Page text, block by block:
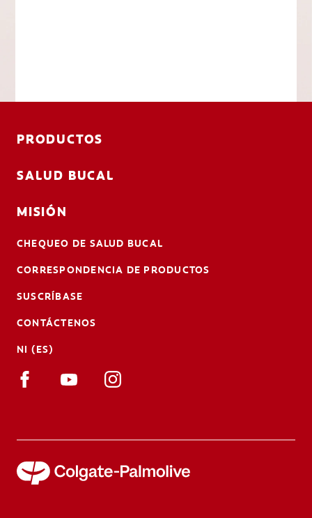
PRODUCTOS
SALUD BUCAL
MISIÓN
CHEQUEO DE SALUD BUCAL
CORRESPONDENCIA DE PRODUCTOS
SUSCRÍBASE
CONTÁCTENOS
NI (ES)